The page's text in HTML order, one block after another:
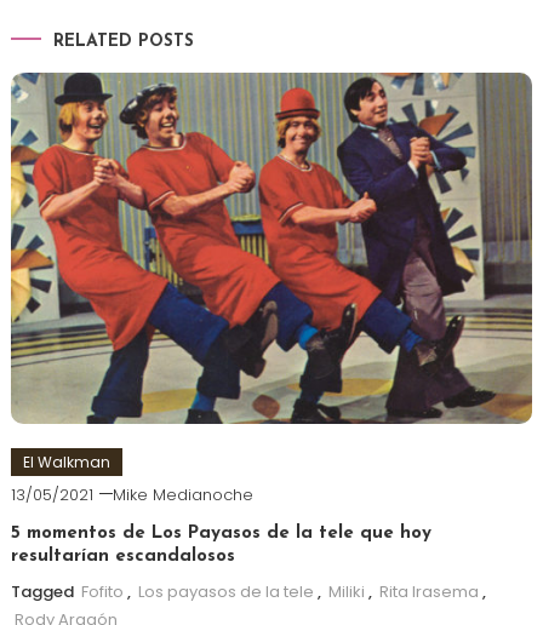
RELATED POSTS
El Walkman
13/05/2021 Mike Medianoche
5 momentos de Los Payasos de la tele que hoy
resultarían escandalosos
Tagged Fofito , Los payasos de la tele , Miliki , Rita Irasema ,
Rody Aragón